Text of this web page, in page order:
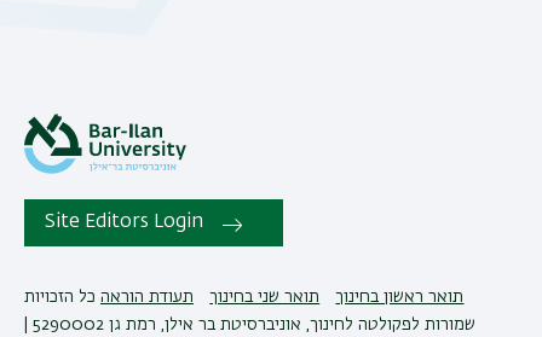
Site Editors Login
תואר ראשון בחינוך תואר שני בחינוך תעודת הוראה כל הזכויות